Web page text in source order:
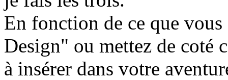
En fonction de ce que
Design" ou mettez de coté
à insérer dans votre